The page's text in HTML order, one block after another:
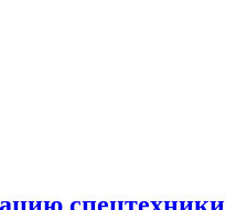
спецтехники